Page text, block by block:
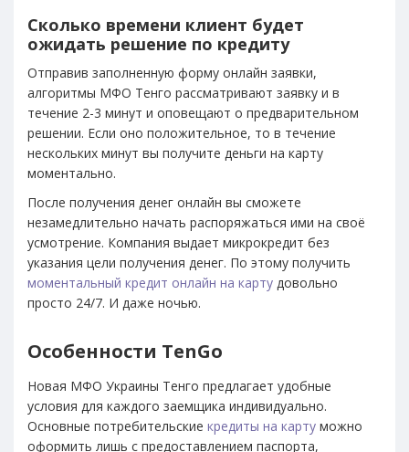
Сколько времени клиент будет
ожидать решение по кредиту
Отправив заполненную форму онлайн заявки,
алгоритмы МФО Тенго рассматривают заявку и в
течение 2-3 минут и оповещают о предварительном
решении. Если оно положительное, то в течение
нескольких минут вы получите деньги на карту
моментально.
После получения денег онлайн вы сможете
незамедлительно начать распоряжаться ими на своё
усмотрение. Компания выдает микрокредит без
указания цели получения денег. По этому получить
моментальный кредит онлайн на карту довольно
просто 24/7. И даже ночью.
Особенности TenGo
Новая МФО Украины Тенго предлагает удобные
условия для каждого заемщика индивидуально.
Основные потребительские кредиты на карту можно
оформить лишь с предоставлением паспорта,